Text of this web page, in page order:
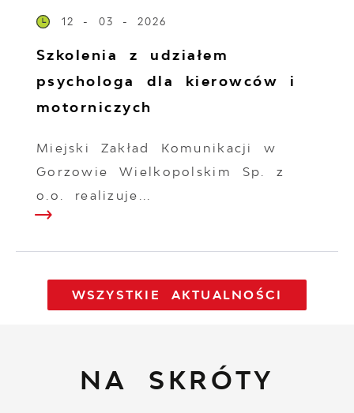
12 - 03 - 2026
Szkolenia z udziałem
psychologa dla kierowców i
motorniczych
Miejski Zakład Komunikacji w
Gorzowie Wielkopolskim Sp. z
o.o. realizuje...
WSZYSTKIE AKTUALNOŚCI
NA SKRÓTY